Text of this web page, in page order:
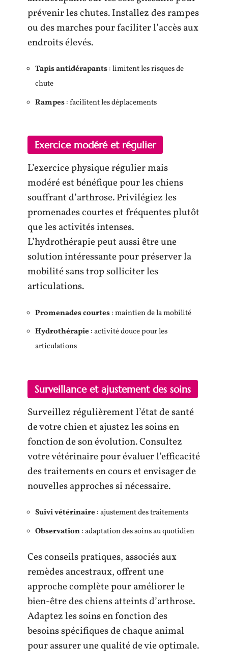
prévenir les chutes. Installez des rampes
ou des marches pour faciliter l’accès aux
endroits élevés.
Tapis antidérapants: limitent les risques de
chute
Rampes: facilitent les déplacements
Exercice modéré et régulier
L’exercice physique régulier mais
modéré est bénéfique pour les chiens
souffrant d’arthrose. Privilégiez les
promenades courtes et fréquentes plutôt
que les activités intenses.
L’hydrothérapie peut aussi être une
solution intéressante pour préserver la
mobilité sans trop solliciter les
articulations.
Promenades courtes: maintien de la mobilité
Hydrothérapie : activité douce pour les
articulations
Surveillance et ajustement des soins
Surveillez régulièrement l’état de santé
de votre chien et ajustez les soins en
fonction de son évolution. Consultez
votre vétérinaire pour évaluer l’efficacité
des traitements en cours et envisager de
nouvelles approches si nécessaire.
Suivi vétérinaire : ajustement des traitements
Observation: adaptation des soins au quotidien
Ces conseils pratiques, associés aux
remèdes ancestraux, offrent une
approche complète pour améliorer le
bien-être des chiens atteints d’arthrose.
Adaptez les soins en fonction des
besoins spécifiques de chaque animal
pour assurer une qualité de vie optimale.